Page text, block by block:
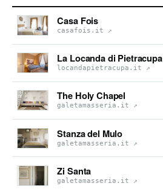
Casa Fois
casafois.it ↗
La Locanda di Pietracupa
locandapietracupa.it ↗
The Holy Chapel
galetamasseria.it ↗
Stanza del Mulo
galetamasseria.it ↗
Zi Santa
galetamasseria.it ↗